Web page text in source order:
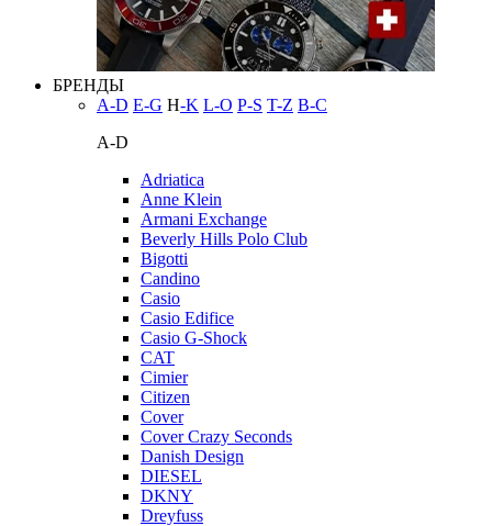
БРЕНДЫ
A-D E-G H-K L-O P-S T-Z В-С
A-D
Adriatica
Anne Klein
Armani Exchange
Beverly Hills Polo Club
Bigotti
Candino
Casio
Casio Edifice
Casio G-Shock
CAT
Cimier
Citizen
Cover
Cover Crazy Seconds
Danish Design
DIESEL
DKNY
Dreyfuss